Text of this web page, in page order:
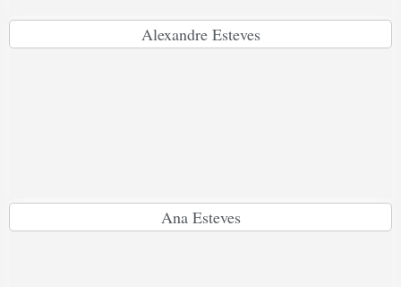
Alexandre Esteves
Ana Esteves